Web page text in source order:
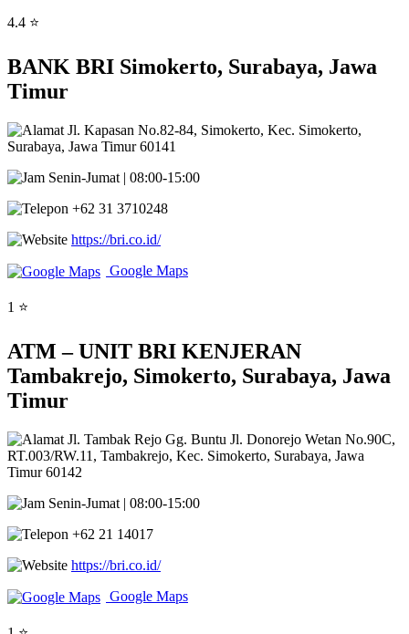
4.4 ⭐
BANK BRI Simokerto, Surabaya, Jawa
Timur
Jl. Kapasan No.82-84, Simokerto, Kec. Simokerto,
Surabaya, Jawa Timur 60141
Senin-Jumat | 08:00-15:00
+62 31 3710248
https://bri.co.id/
Google Maps
1 ⭐
ATM – UNIT BRI KENJERAN
Tambakrejo, Simokerto, Surabaya, Jawa
Timur
Jl. Tambak Rejo Gg. Buntu Jl. Donorejo Wetan No.90C,
RT.003/RW.11, Tambakrejo, Kec. Simokerto, Surabaya, Jawa
Timur 60142
Senin-Jumat | 08:00-15:00
+62 21 14017
https://bri.co.id/
Google Maps